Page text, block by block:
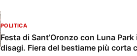
POLITICA
Festa di Sant’Oronzo con Luna
disagi. Fiera del bestiame più corta